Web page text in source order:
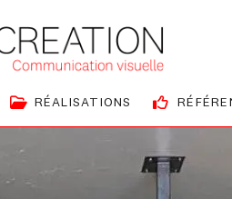
RÉALISATIONS